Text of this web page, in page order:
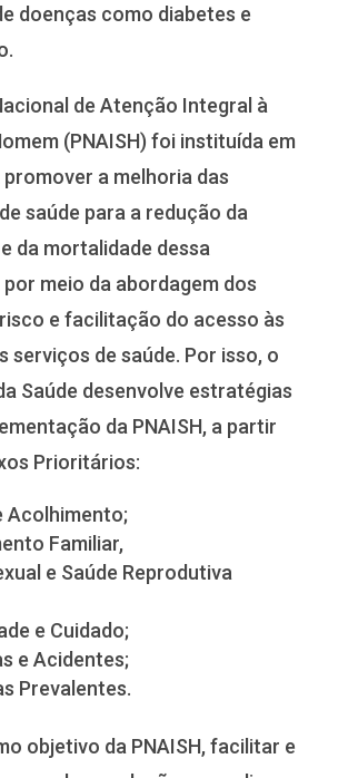
doenças como diabetes e
de Atenção Integral à
(PNAISH) foi instituída em
promover a melhoria das
saúde para a redução da
da mortalidade dessa
meio da abordagem dos
e facilitação do acesso às
serviços de saúde. Por isso, o
Saúde desenvolve estratégias
da PNAISH, a partir
Prioritários:
Acolhimento;
Familiar,
e Saúde Reprodutiva
e Cuidado;
e Acidentes;
Prevalentes.
objetivo da PNAISH, facilitar e